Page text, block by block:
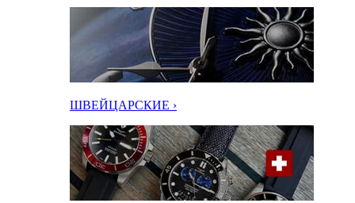
ШВЕЙЦАРСКИЕ ›